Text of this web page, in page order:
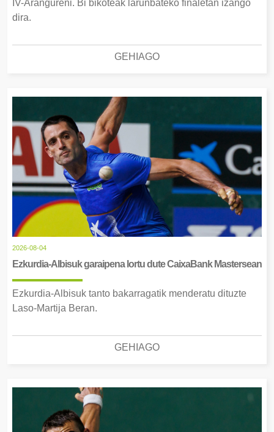
IV-Arangureni. Bi bikoteak larunbateko finaletan izango
dira.
GEHIAGO
2026-08-04
Ezkurdia-Albisuk garaipena lortu dute CaixaBank Mastersean
Ezkurdia-Albisuk tanto bakarragatik menderatu dituzte
Laso-Martija Beran.
GEHIAGO